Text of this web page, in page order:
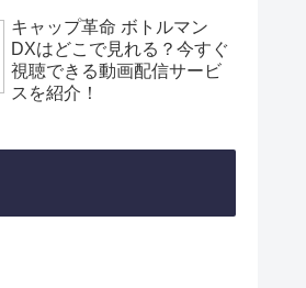
キャップ革命 ボトルマン
DXはどこで見れる？今すぐ
視聴できる動画配信サービ
スを紹介！